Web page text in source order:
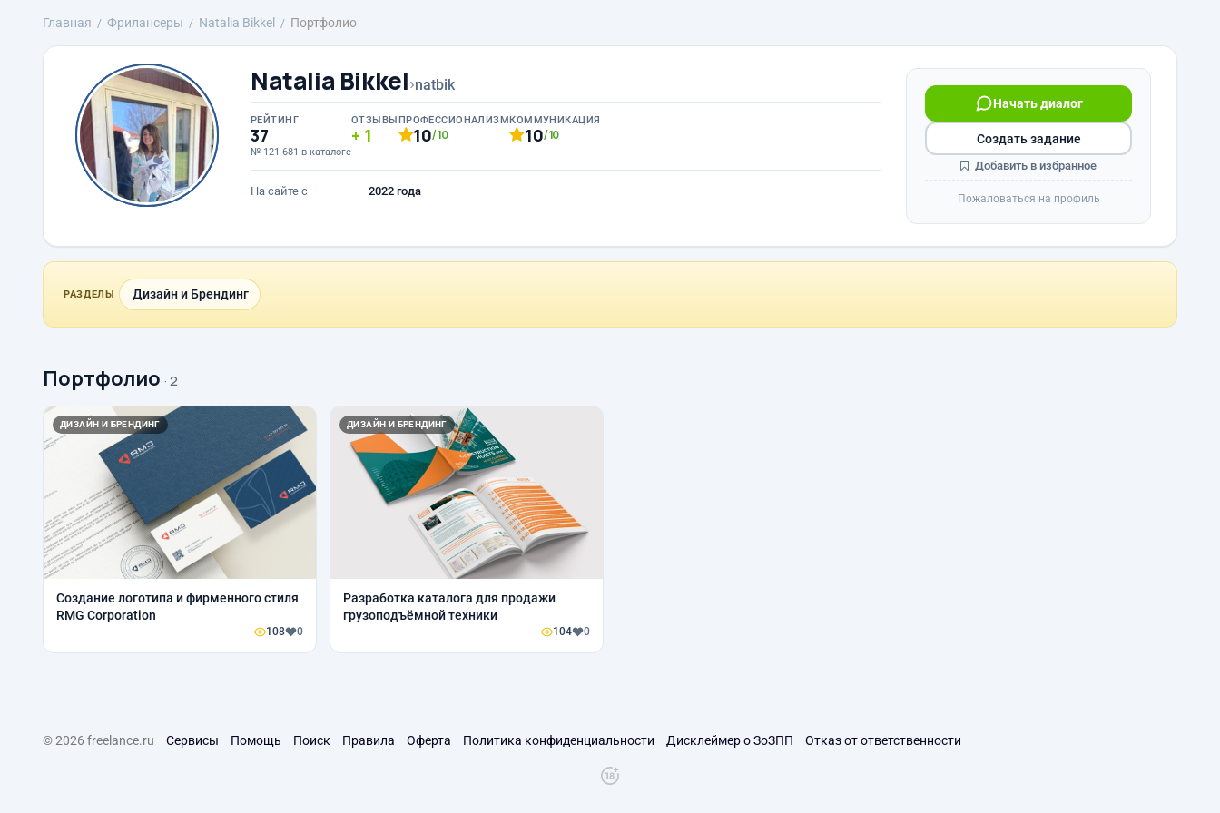
Главная Фрилансеры Natalia Bikkel Портфолио
Natalia Bikkel›natbik
РЕЙТИНГ
37
№ 121 681 в каталоге
ОТЗЫВЫ
1
ПРОФЕССИОНАЛИЗМ
10/10
КОММУНИКАЦИЯ
10/10
На сайте с 2022 года
Начать диалог
Создать задание
Добавить в избранное
Пожаловаться на профиль
РАЗДЕЛЫ Дизайн и Брендинг
Портфолио · 2
ДИЗАЙН И БРЕНДИНГ
Создание логотипа и фирменного стиля
RMG Corporation
108 0
ДИЗАЙН И БРЕНДИНГ
Разработка каталога для продажи
грузоподъёмной техники
104 0
© 2026 freelance.ru Сервисы Помощь Поиск Правила Оферта Политика конфиденциальности Дисклеймер о ЗоЗПП Отказ от ответственности